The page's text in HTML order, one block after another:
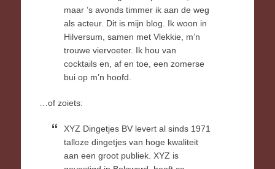
maar ’s avonds timmer ik aan de weg
als acteur. Dit is mijn blog. Ik woon in
Hilversum, samen met Vlekkie, m’n
trouwe viervoeter. Ik hou van
cocktails en, af en toe, een zomerse
bui op m’n hoofd.
…of zoiets:
XYZ Dingetjes BV levert al sinds 1971
talloze dingetjes van hoge kwaliteit
aan een groot publiek. XYZ is